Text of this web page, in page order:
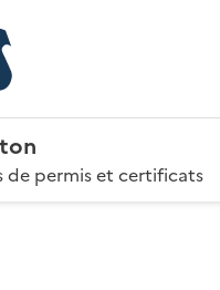
de permis et certificats